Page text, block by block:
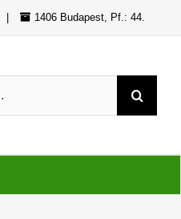
1406 Budapest, Pf.: 44.